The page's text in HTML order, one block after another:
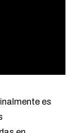
es